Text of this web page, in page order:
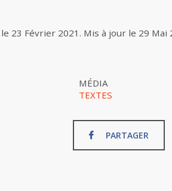
23 Février 2021 . Mis à jour le 29 Mai
MÉDIA
TEXTES
PARTAGER